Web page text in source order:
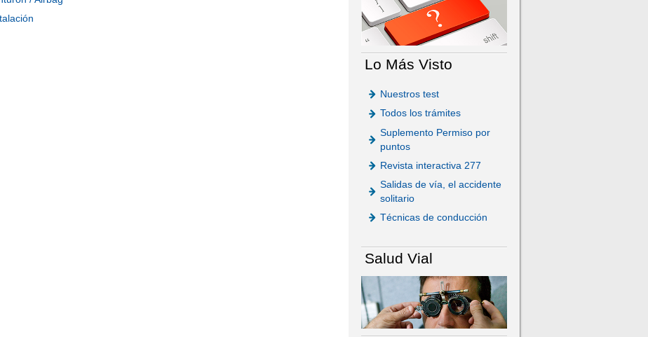
Lo Más Visto
Nuestros test
Todos los trámites
Suplemento Permiso por
puntos
Revista interactiva 277
Salidas de vía, el accidente
solitario
Técnicas de conducción
Salud Vial